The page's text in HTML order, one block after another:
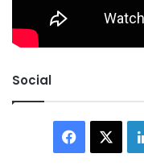
Social
Facebook